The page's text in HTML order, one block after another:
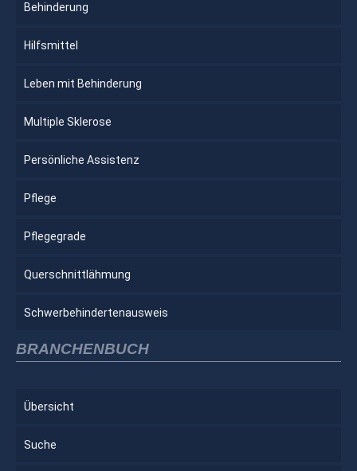
Behinderung
Hilfsmittel
Leben mit Behinderung
Multiple Sklerose
Persönliche Assistenz
Pflege
Pflegegrade
Querschnittlähmung
Schwerbehindertenausweis
BRANCHENBUCH
Übersicht
Suche